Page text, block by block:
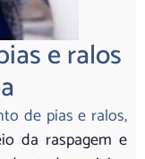
e ralos
de pias e ralos,
da raspagem e